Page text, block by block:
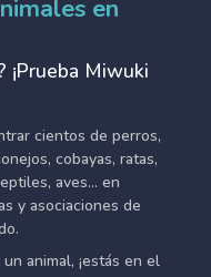
en
¡Prueba Miwuki
cientos de perros,
cobayas, ratas,
aves... en
y asociaciones de
animal, ¡estás en el